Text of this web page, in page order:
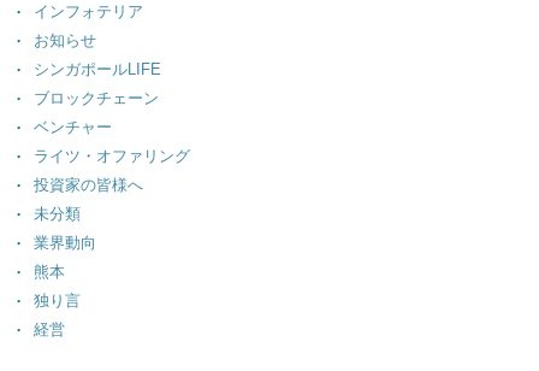
インフォテリア
お知らせ
シンガポールLIFE
ブロックチェーン
ベンチャー
ライツ・オファリング
投資家の皆様へ
未分類
業界動向
熊本
独り言
経営